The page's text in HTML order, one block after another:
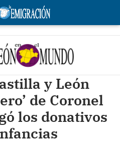
y León
de Coronel
los donativos